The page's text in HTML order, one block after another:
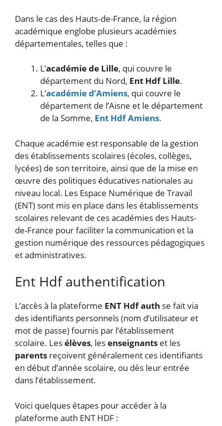
Dans le cas des Hauts-de-France, la région
académique englobe plusieurs académies
départementales, telles que :
L’académie de Lille, qui couvre le
département du Nord, Ent Hdf Lille.
L’académie d’Amiens, qui couvre le
département de l’Aisne et le département
de la Somme, Ent Hdf Amiens.
Chaque académie est responsable de la gestion
des établissements scolaires (écoles, collèges,
lycées) de son territoire, ainsi que de la mise en
œuvre des politiques éducatives nationales au
niveau local. Les Espace Numérique de Travail
(ENT) sont mis en place dans les établissements
scolaires relevant de ces académies des Hauts-
de-France pour faciliter la communication et la
gestion numérique des ressources pédagogiques
et administratives.
Ent Hdf authentification
L’accès à la plateforme ENT Hdf auth se fait via
des identifiants personnels (nom d’utilisateur et
mot de passe) fournis par l’établissement
scolaire. Lesélèves, lesenseignants et les
parents reçoivent généralement ces identifiants
en début d’année scolaire, ou dès leur entrée
dans l’établissement.
Voici quelques étapes pour accéder à la
plateforme auth ENT HDF :